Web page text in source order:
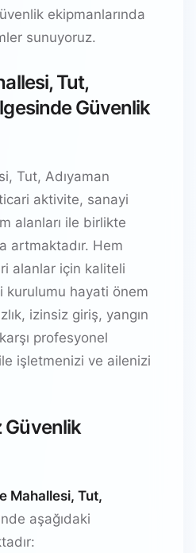
ekipmanlarında
sunuyoruz.
Tut,
Güvenlik
Tut, Adıyaman
aktivite, sanayi
alanları ile birlikte
artmaktadır. Hem
alanlar için kaliteli
kurulumu hayati önem
izinsiz giriş, yangın
profesyonel
işletmenizi ve ailenizi
Mahallesi, Tut,
aşağıdaki